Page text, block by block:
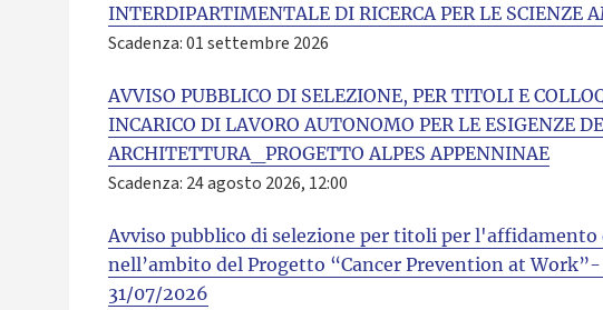
INTERDIPARTIMENTALE DI RICERCA PER LE SCIENZE
Scadenza: 01 settembre 2026
AVVISO PUBBLICO DI SELEZIONE, PER TITOLI E
INCARICO DI LAVORO AUTONOMO PER LE ESIGENZE
ARCHITETTURA_PROGETTO ALPES APPENNINAE
Scadenza: 24 agosto 2026, 12:00
Avviso pubblico di selezione per titoli per
nell’ambito del Progetto “Cancer Prevention at Work”-
31/07/2026